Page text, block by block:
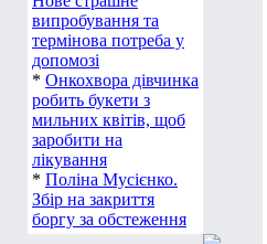
випробування та
термінова потреба у
допомозі
* Онкохвора дівчинка
робить букети з
мильних квітів, щоб
заробити на
лікування
* Поліна Мусієнко.
Збір на закриття
боргу за обстеження